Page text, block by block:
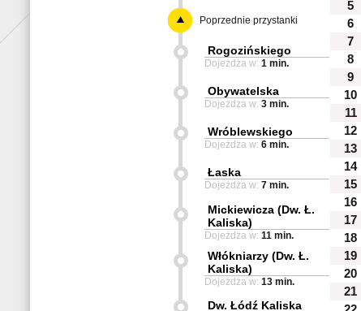
5
6
7
8
9
10
11
12
13
14
15
16
17
18
19
20
21
Poprzednie przystanki
Rogozińskiego
Dojeżdża w: 1 min.
Obywatelska
Dojeżdża w: 3 min.
Wróblewskiego
Dojeżdża w: 6 min.
Łaska
Dojeżdża w: 7 min.
Mickiewicza (Dw. Ł.
Kaliska)
Dojeżdża w: 11 min.
Włókniarzy (Dw. Ł.
Kaliska)
Dojeżdża w: 13 min.
Dw. Łódź Kaliska